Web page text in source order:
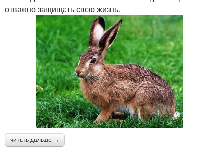
отважно защищать свою жизнь.
читать дальше →